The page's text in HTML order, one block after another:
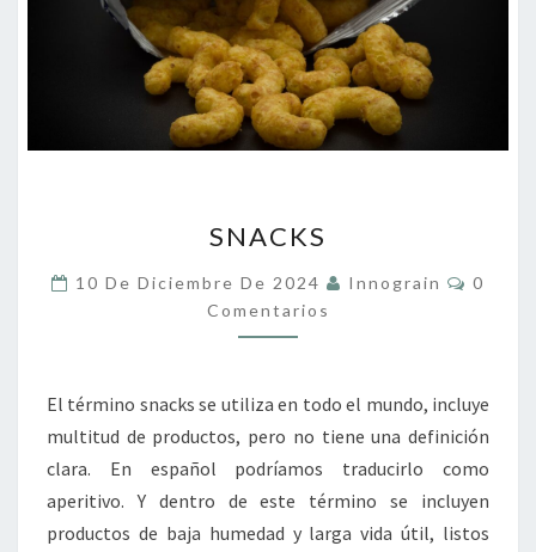
SNACKS
10 De Diciembre De 2024 Innograin
0
Comentarios
El término snacks se utiliza en todo el mundo, incluye
multitud de productos, pero no tiene una definición
clara. En español podríamos traducirlo como
aperitivo. Y dentro de este término se incluyen
productos de baja humedad y larga vida útil, listos